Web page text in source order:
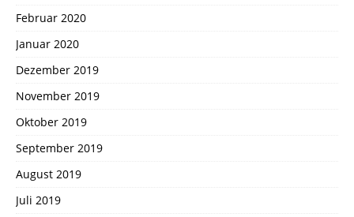
Februar 2020
Januar 2020
Dezember 2019
November 2019
Oktober 2019
September 2019
August 2019
Juli 2019